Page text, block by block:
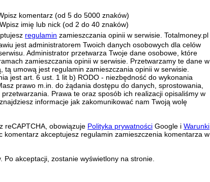
komentarz (od 5 do 5000 znaków)
Wpisz imię lub nick (od 2 do 40 znaków)
regulamin zamieszczania opinii w serwisie. Totalmoney.pl
jest administratorem Twoich danych osobowych dla celów
Administrator przetwarza Twoje dane osobowe, które
zamieszczania opinii w serwisie. Przetwarzamy te dane w
tą umową jest regulamin zamieszczania opinii w serwisie.
jest art. 6 ust. 1 lit b) RODO - niezbędność do wykonania
prawo m.in. do żądania dostępu do danych, sprostowania,
Prawa te oraz sposób ich realizacji opisaliśmy w
znajdziesz informacje jak zakomunikować nam Twoją wolę
reCAPTCHA, obowiązuje Polityka prywatności Google iWarunki
komentarz akceptujesz regulamin zamieszczenia komentarza w
Po akceptacji, zostanie wyświetlony na stronie.